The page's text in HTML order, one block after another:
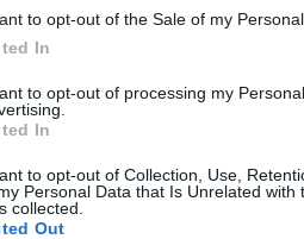
to opt-out of the Sale of my Personal
In
to opt-out of processing my
In
to opt-out of Collection, Use,
Personal Data that Is Unrelated with
collected.
Out